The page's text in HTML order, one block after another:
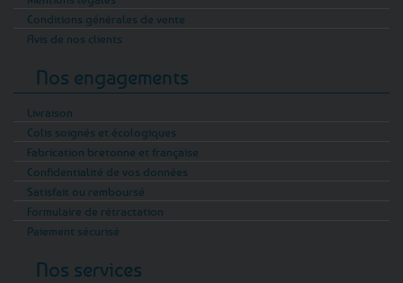
Conditions générales de vente
Avis de nos clients
Nos engagements
Livraison
Colis soignés et écologiques
Fabrication bretonne et française
Confidentialité de vos données
Satisfait ou remboursé
Formulaire de rétractation
Paiement sécurisé
Nos services